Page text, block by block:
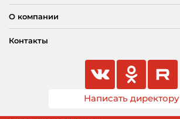
О компании
Контакты
Написать директору